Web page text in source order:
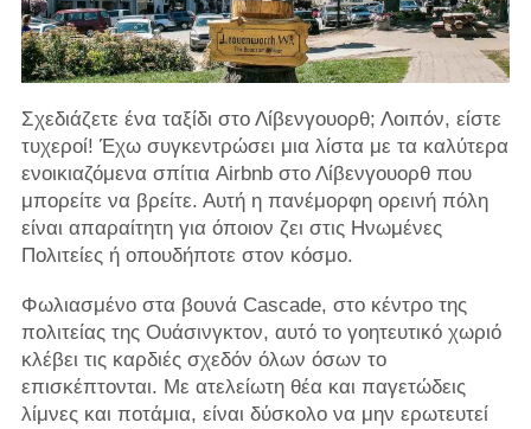
Σχεδιάζετε ένα ταξίδι στο Λίβενγουορθ; Λοιπόν, είστε
τυχεροί! Έχω συγκεντρώσει μια λίστα με τα καλύτερα
ενοικιαζόμενα σπίτια Airbnb στο Λίβενγουορθ που
μπορείτε να βρείτε. Αυτή η πανέμορφη ορεινή πόλη
είναι απαραίτητη για όποιον ζει στις Ηνωμένες
Πολιτείες ή οπουδήποτε στον κόσμο.
Φωλιασμένο στα βουνά Cascade, στο κέντρο της
πολιτείας της Ουάσινγκτον, αυτό το γοητευτικό χωριό
κλέβει τις καρδιές σχεδόν όλων όσων το
επισκέπτονται. Με ατελείωτη θέα και παγετώδεις
λίμνες και ποτάμια, είναι δύσκολο να μην ερωτευτεί